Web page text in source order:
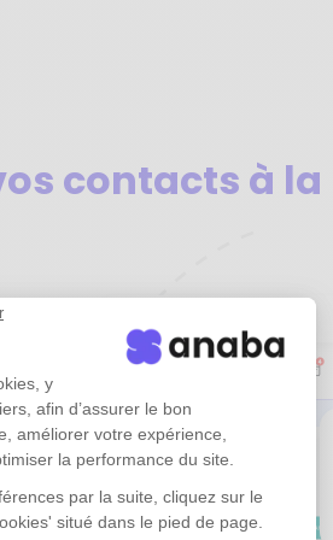
y
afin d’assurer le bon
améliorer votre expérience,
la performance du site.
par la suite, cliquez sur le
situé dans le pied de page.
contacts à